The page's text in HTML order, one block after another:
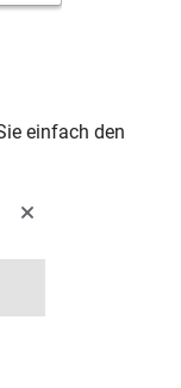
einfach den